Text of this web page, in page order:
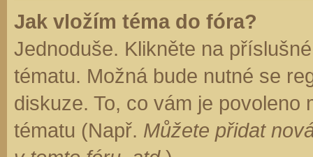
Jak vložím téma do fóra?
Jednoduše. Klikněte na
tématu. Možná bude nutné se
diskuze. To, co vám je
tématu (Např. Můžete přidat